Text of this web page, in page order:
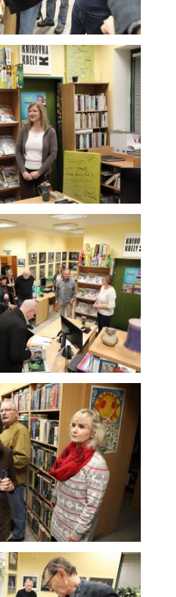
soubory cookie a
další technologie,
abychom
přizpůsobili naše
webové stránky
potřebám a
zájmům našich
návštěvníků.
Reklamní cookies
Reklamní cookies
používáme my
nebo naši partneři,
abychom Vám
vhodné obsahy
nebo reklamy jak
na našich
stránkách, tak na
stránkách třetích
subjektů. Díky tomu
můžeme vytvářet
profily založené na
Vašich zájmech, tak
zvané
pseudonymizované
profily. Na základě
těchto informací
není zpravidla
možná
bezprostřední
identifikace Vaší
osoby, protože
jsou používány
pouze
pseudonymizované
údaje. Pokud
nevyjádříte
souhlas, nebudete
příjemcem obsahů
a reklam
přizpůsobených
Vašim zájmům.